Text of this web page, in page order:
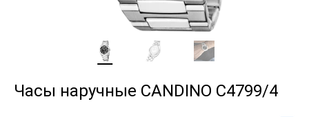
Часы наручные CANDINO C4799/4